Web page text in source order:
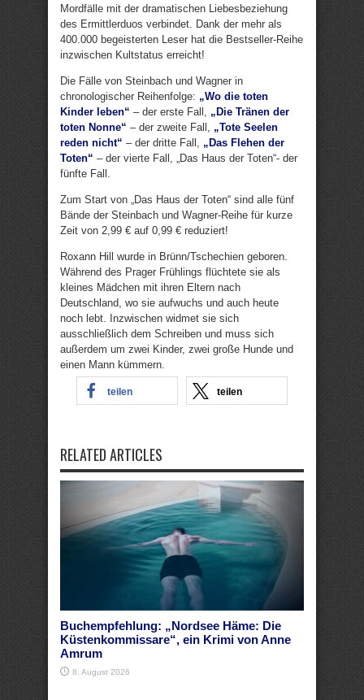
Mordfälle mit der dramatischen Liebesbeziehung
des Ermittlerduos verbindet. Dank der mehr als
400.000 begeisterten Leser hat die Bestseller-Reihe
inzwischen Kultstatus erreicht!
Die Fälle von Steinbach und Wagner in
chronologischer Reihenfolge: „Wo die toten
Kinder leben“ – der erste Fall, „Die Tränen der
toten Nonne“ – der zweite Fall, „Tote Seelen
reden nicht“ – der dritte Fall, „Das Flehen der
Toten“ – der vierte Fall, „Das Haus der Toten“- der
fünfte Fall.
Zum Start von „Das Haus der Toten“ sind alle fünf
Bände der Steinbach und Wagner-Reihe für kurze
Zeit von 2,99 € auf 0,99 € reduziert!
Roxann Hill wurde in Brünn/Tschechien geboren.
Während des Prager Frühlings flüchtete sie als
kleines Mädchen mit ihren Eltern nach
Deutschland, wo sie aufwuchs und auch heute
noch lebt. Inzwischen widmet sie sich
ausschließlich dem Schreiben und muss sich
außerdem um zwei Kinder, zwei große Hunde und
einen Mann kümmern.
teilen teilen
RELATED ARTICLES
Buchempfehlung: „Nordsee Häme: Die
Küstenkommissare“, ein Krimi von Anne
Amrum
8. August 2026